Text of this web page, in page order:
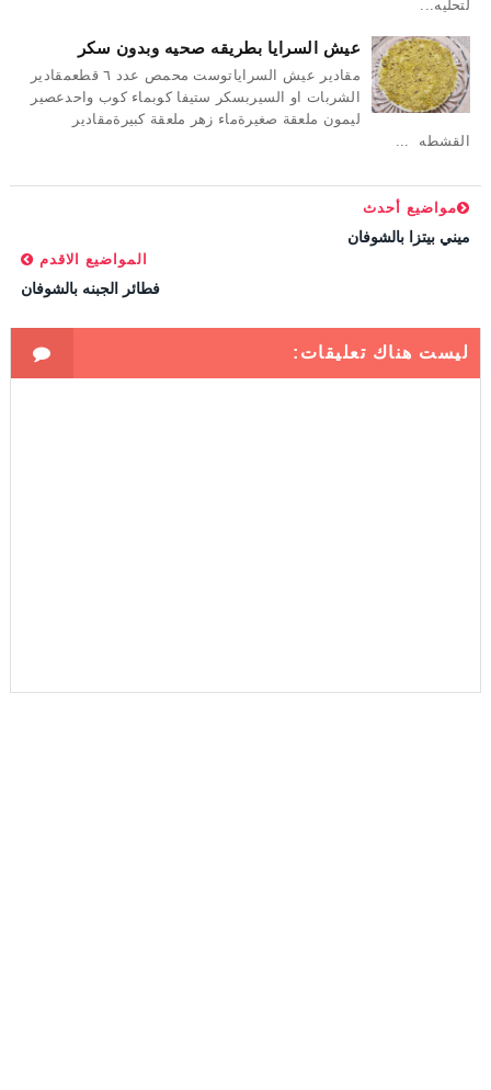
لتحليه...
عيش السرايا بطريقه صحيه وبدون سكر
مقادير عيش السراياتوست محمص عدد ٦ قطعمقادير
الشربات او السيربسكر ستيفا كوبماء كوب واحدعصير
ليمون ملعقة صغيرةماء زهر ملعقة كبيرةمقادير
القشطه ...
مواضيع أحدث
ميني بيتزا بالشوفان
المواضيع الاقدم
فطائر الجبنه بالشوفان
ليست هناك تعليقات: